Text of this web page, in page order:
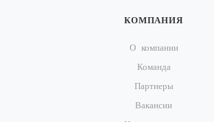
КОМПАНИЯ
О компании
Команда
Партнеры
Вакансии